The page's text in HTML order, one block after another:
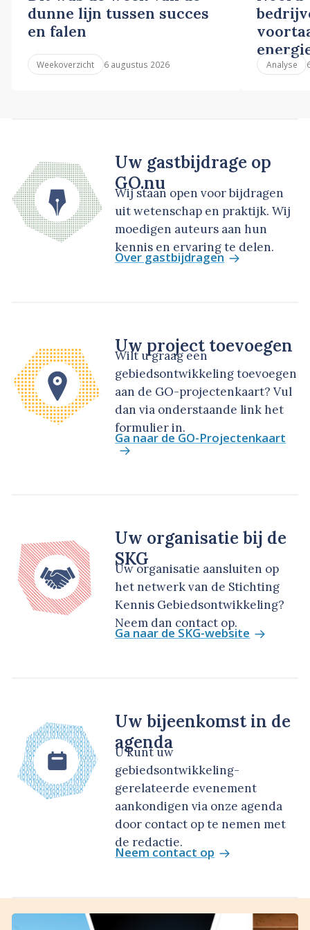
dunne lijn tussen succes
en falen
Weekoverzicht 6 augustus 2026 Analyse
Uw gastbijdrage op
GO.nu
Wij staan open voor bijdragen
uit wetenschap en praktijk. Wij
moedigen auteurs aan hun
kennis en ervaring te delen.
Over gastbijdragen
Uw project toevoegen
Wilt u graag een
gebiedsontwikkeling toevoegen
aan de GO-projectenkaart? Vul
dan via onderstaande link het
formulier in.
Ga naar de GO-Projectenkaart
Uw organisatie bij de
SKG
Uw organisatie aansluiten op
het netwerk van de Stichting
Kennis Gebiedsontwikkeling?
Neem dan contact op.
Ga naar de SKG-website
Uw bijeenkomst in de
agenda
U kunt uw
gebiedsontwikkeling-
gerelateerde evenement
aankondigen via onze agenda
door contact op te nemen met
de redactie.
Neem contact op